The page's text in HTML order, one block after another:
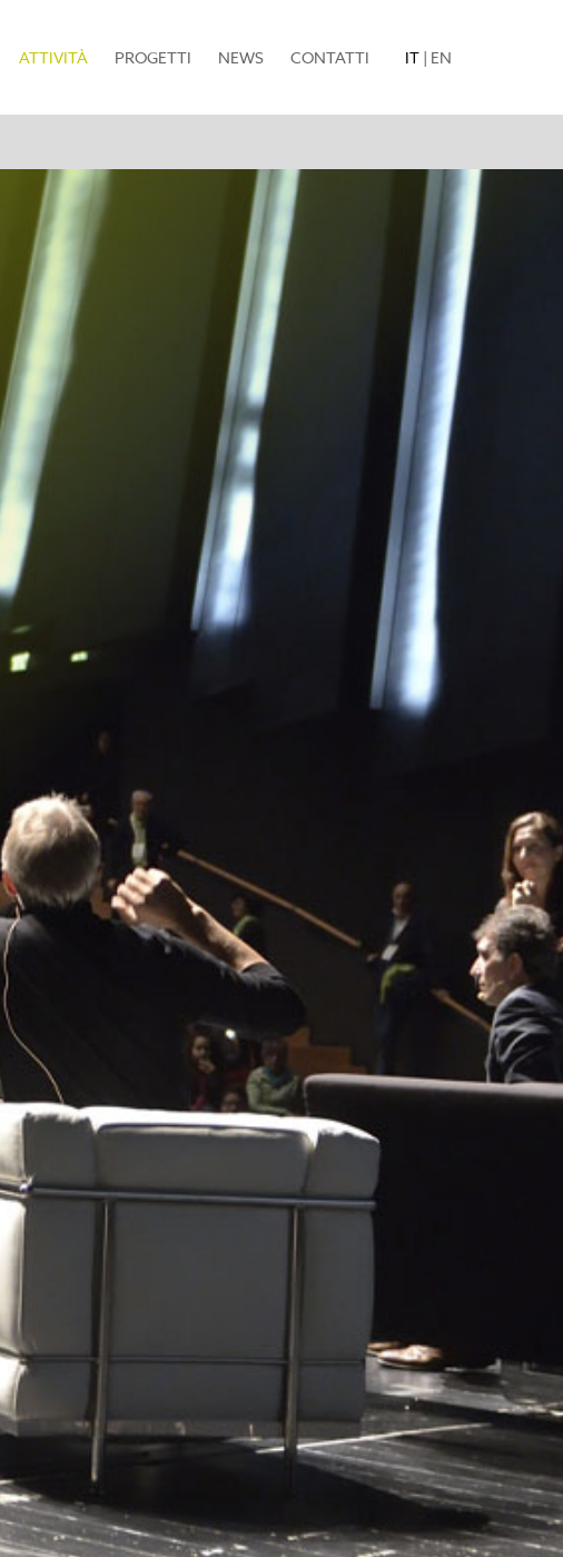
ATTIVITÀ(current)PROGETTI NEWS CONTATTI IT | EN